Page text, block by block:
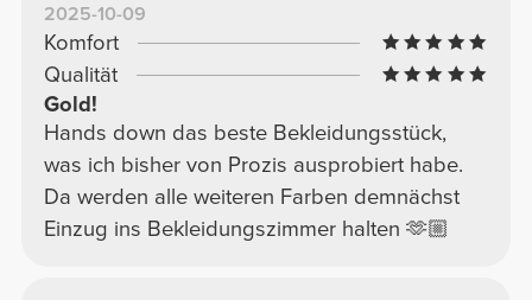
2025-10-09
Komfort
Qualität
Gold!
Hands down das beste Bekleidungsstück,
was ich bisher von Prozis ausprobiert habe.
Da werden alle weiteren Farben demnächst
Einzug ins Bekleidungszimmer halten 🫶🏼